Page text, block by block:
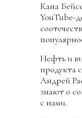
Кана
YouTube-
Нефть и
продукта
Андрей
знают о
с нами.